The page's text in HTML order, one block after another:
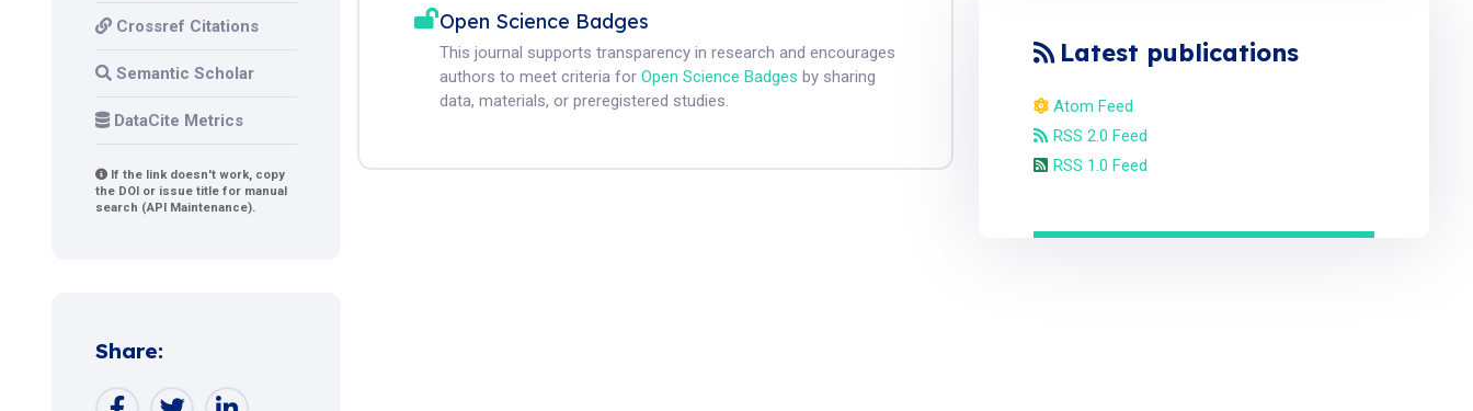
Crossref Citations
Semantic Scholar
DataCite Metrics
If the link doesn't work, copy
the DOI or issue title for manual
search (API Maintenance).
Share:
Open Science Badges
This journal supports transparency in research and encourages
authors to meet criteria forOpen Science Badges by sharing
data, materials, or preregistered studies.
Latest publications
Atom Feed
RSS 2.0 Feed
RSS 1.0 Feed